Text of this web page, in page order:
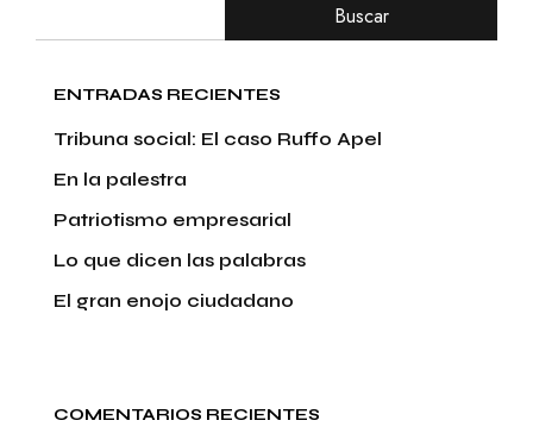
Buscar
ENTRADAS RECIENTES
Tribuna social: El caso Ruffo Apel
En la palestra
Patriotismo empresarial
Lo que dicen las palabras
El gran enojo ciudadano
COMENTARIOS RECIENTES